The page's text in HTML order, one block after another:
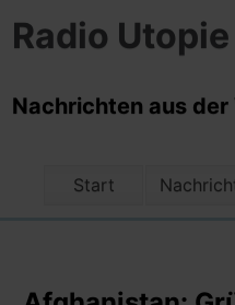
Radio Utopie
Nachrichten aus
Start